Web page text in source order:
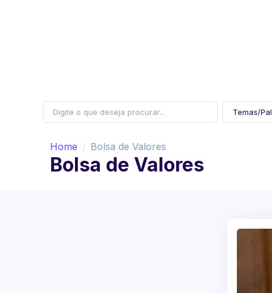
Home Bolsa de Valores
Bolsa de Valores